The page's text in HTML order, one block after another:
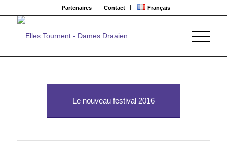
Partenaires Contact Français
Le nouveau festival 2016